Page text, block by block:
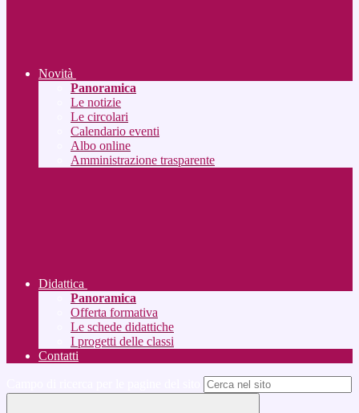
Novità
Panoramica
Le notizie
Le circolari
Calendario eventi
Albo online
Amministrazione trasparente
Didattica
Panoramica
Offerta formativa
Le schede didattiche
I progetti delle classi
Contatti